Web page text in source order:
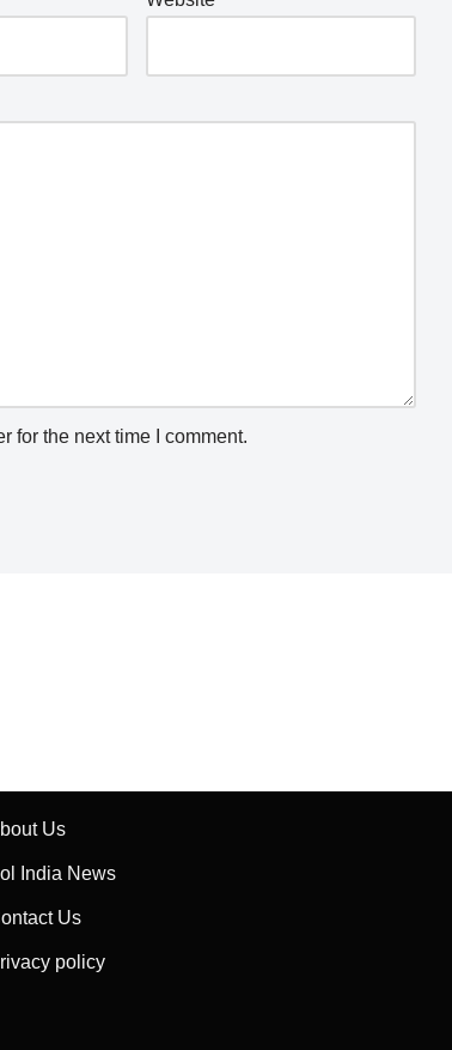
for the next time I comment.
Us
India News
Us
policy